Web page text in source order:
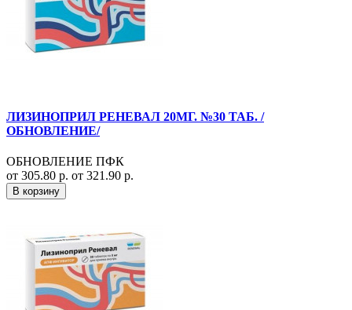
ЛИЗИНОПРИЛ РЕНЕВАЛ 20МГ. №30 ТАБ. /
ОБНОВЛЕНИЕ/
ОБНОВЛЕНИЕ ПФК
от 305.80 р. от 321.90 р.
В корзину